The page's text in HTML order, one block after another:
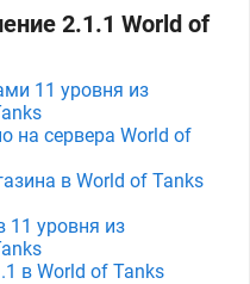
2.1.1 World of
11 уровня из
на сервера World of
в World of Tanks
11 уровня из
в World of Tanks